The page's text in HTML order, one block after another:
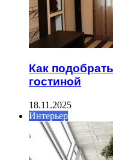
Как
гостиной
18.11.2025
Интерьер